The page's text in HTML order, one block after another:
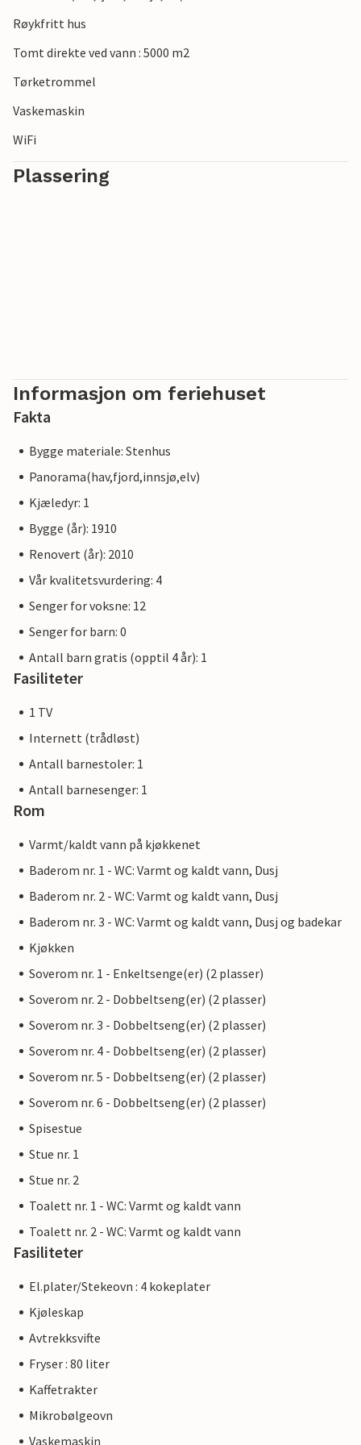
Røykfritt hus
Tomt direkte ved vann : 5000 m2
Tørketrommel
Vaskemaskin
WiFi
Plassering
Informasjon om feriehuset
Fakta
Bygge materiale: Stenhus
Panorama(hav,fjord,innsjø,elv)
Kjæledyr: 1
Bygge (år): 1910
Renovert (år): 2010
Vår kvalitetsvurdering: 4
Senger for voksne: 12
Senger for barn: 0
Antall barn gratis (opptil 4 år): 1
Fasiliteter
1 TV
Internett (trådløst)
Antall barnestoler: 1
Antall barnesenger: 1
Rom
Varmt/kaldt vann på kjøkkenet
Baderom nr. 1 - WC: Varmt og kaldt vann, Dusj
Baderom nr. 2 - WC: Varmt og kaldt vann, Dusj
Baderom nr. 3 - WC: Varmt og kaldt vann, Dusj og badekar
Kjøkken
Soverom nr. 1 - Enkeltsenge(er) (2 plasser)
Soverom nr. 2 - Dobbeltseng(er) (2 plasser)
Soverom nr. 3 - Dobbeltseng(er) (2 plasser)
Soverom nr. 4 - Dobbeltseng(er) (2 plasser)
Soverom nr. 5 - Dobbeltseng(er) (2 plasser)
Soverom nr. 6 - Dobbeltseng(er) (2 plasser)
Spisestue
Stue nr. 1
Stue nr. 2
Toalett nr. 1 - WC: Varmt og kaldt vann
Toalett nr. 2 - WC: Varmt og kaldt vann
Fasiliteter
El.plater/Stekeovn : 4 kokeplater
Kjøleskap
Avtrekksvifte
Fryser : 80 liter
Kaffetrakter
Mikrobølgeovn
Vaskemaskin